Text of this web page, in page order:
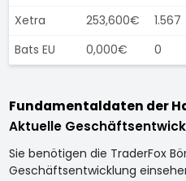
Xetra
253,600€ 1.567
Bats EU
0,000€ 0
Fundamentaldaten der
Aktuelle
Sie benötigen die TraderFox
Geschäftsentwicklung